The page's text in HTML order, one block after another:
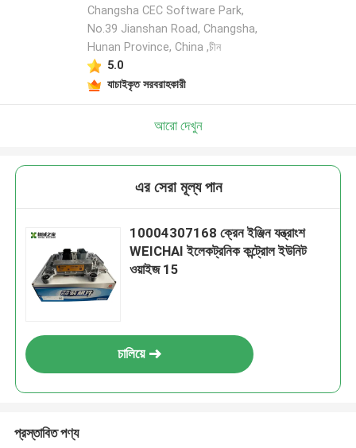
Changsha CEC Software Park,
No.39 Jianshan Road, Changsha,
Hunan Province, China ,চীন
5.0
যাচাইকৃত সরবরাহকারী
আরো দেখুন
এর সেরা মূল্য পান
10004307168 ক্রেন ইঞ্জিন যন্ত্রাংশ
WEICHAI ইলেকট্রনিক কন্ট্রোল ইউনিট
ওয়াইজ 15
চালিয়ে
প্রস্তাবিত পণ্য